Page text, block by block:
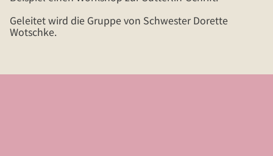
Geleitet wird die Gruppe von Schwester Dorette
Wotschke.